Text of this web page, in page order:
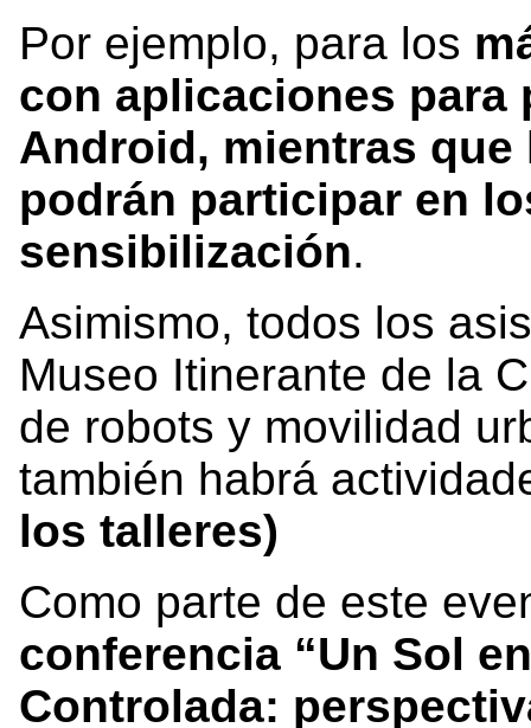
Por ejemplo, para los
con aplicaciones para
Android, mientras
podrán participar en
sensibilización.
Asimismo, todos los
Museo Itinerante de la
de robots y movilidad
también habrá
los talleres)
Como parte de este
conferencia “Un Sol
Controlada: